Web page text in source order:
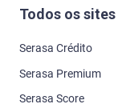
Todos os sites
Serasa Crédito
Serasa Premium
Serasa Score